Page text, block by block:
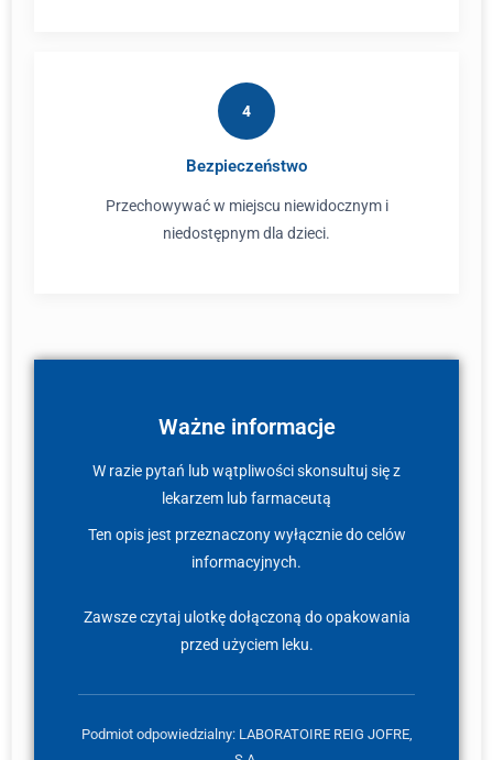
4
Bezpieczeństwo
Przechowywać w miejscu niewidocznym i
niedostępnym dla dzieci.
Ważne informacje
W razie pytań lub wątpliwości skonsultuj się z
lekarzem lub farmaceutą
Ten opis jest przeznaczony wyłącznie do celów
informacyjnych.
Zawsze czytaj ulotkę dołączoną do opakowania
przed użyciem leku.
Podmiot odpowiedzialny: LABORATOIRE REIG JOFRE,